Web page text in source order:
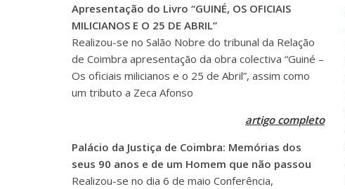
Apresentação do Livro “GUINÉ, OS OFICIAIS
MILICIANOS E O 25 DE ABRIL”
Realizou-se no Salão Nobre do tribunal da Relação
de Coimbra apresentação da obra colectiva “Guiné –
Os oficiais milicianos e o 25 de Abril”, assim como
um tributo a Zeca Afonso
artigo completo
Palácio da Justiça de Coimbra: Memórias dos
seus 90 anos e de um Homem que não passou
Realizou-se no dia 6 de maio Conferência,